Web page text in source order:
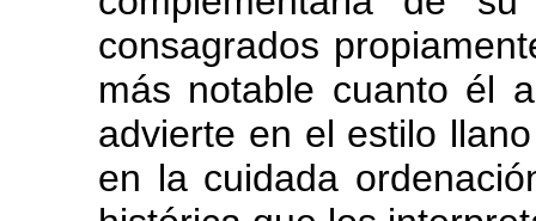
consagrados
más notable cuanto él
advierte en el estilo
en la cuidada